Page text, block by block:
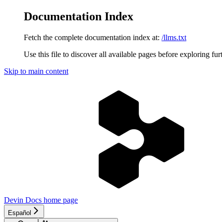
Documentation Index
Fetch the complete documentation index at: /llms.txt
Use this file to discover all available pages before exploring
Skip to main content
Devin Docs home page
Español